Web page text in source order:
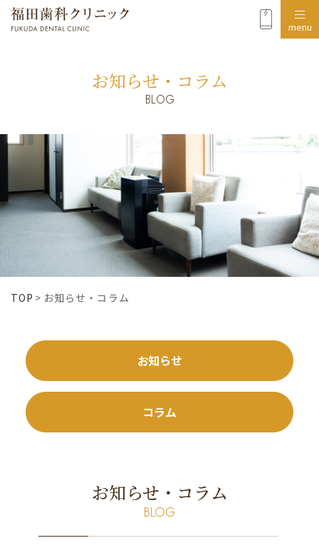
menu
お知らせ・コラム
BLOG
TOP > お知らせ・コラム
お知らせ
コラム
お知らせ・コラム
BLOG